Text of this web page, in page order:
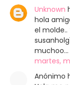
Unknown
hola
el
martes,
Anónimo